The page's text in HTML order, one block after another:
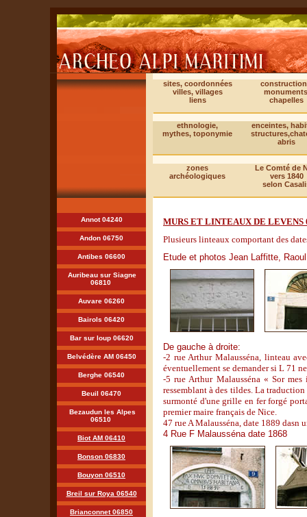
sites, coordonnées
villes, villages
liens
chapelles
ethnologie,
mythes, toponymie
enceintes,
abris
zones
archéologiques
Le Comté de
vers 1840
selon
Annot 04240
Andon 06750
Antibes 06600
Auribeau sur Siagne
06810
Auvare 06260
Bairols 06420
Bar sur loup 06620
Belvédère AM 06450
Berghe 06540
Beuil 06470
Bezaudun les Alpes
06510
Biot AM 06410
Bonson 06830
Bouyon 06510
Breil sur Roya 06540
Brianconnet 06850
MURS ET LINTEAUX DE LEVENS
Plusieurs linteaux comportant des
Etude et photos Jean Laffitte,
De gauche à droite:
-2 rue Arthur Malausséna, linteau
éventuellement se demander si L 71
-5 rue Arthur Malausséna « Sor
ressemblant à des tildes. La
surmonté d'une grille en fer forgé
premier maire français de Nice.
47 rue A Malausséna, date 1889 dasn
4 Rue F Malausséna date 1868